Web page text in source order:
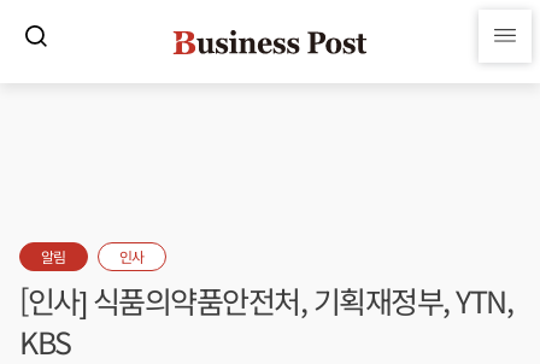
알림 인사
[인사] 식품의약품안전처, 기획재정부, YTN,
KBS